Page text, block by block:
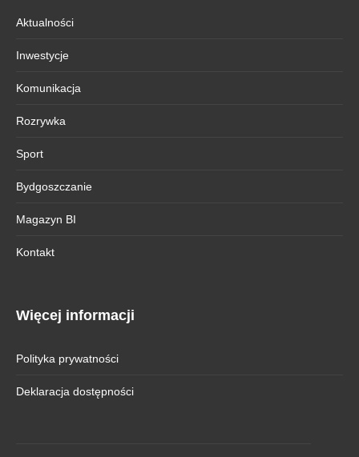
Aktualności
Inwestycje
Komunikacja
Rozrywka
Sport
Bydgoszczanie
Magazyn BI
Kontakt
Więcej informacji
Polityka prywatności
Deklaracja dostępności